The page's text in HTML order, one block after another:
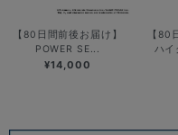
【80日間前後お届け】
POWER SE...
¥14,000
【80
ハイ